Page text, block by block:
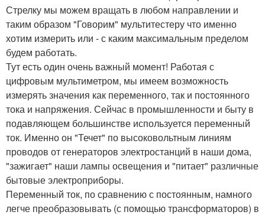
Стрелку мы можем вращать в любом направлении и
таким образом "Говорим" мультитестеру что именно
хотим измерить или - с каким максимальным пределом
будем работать.
Тут есть один очень важный момент! Работая с
цифровым мультиметром, мы имеем возможность
измерять значения как переменного, так и постоянного
тока и напряжения. Сейчас в промышленности и быту в
подавляющем большинстве используется переменный
ток. Именно он "Течет" по высоковольтным линиям
проводов от генераторов электростанций в наши дома,
"зажигает" наши лампы освещения и "питает" различные
бытовые электроприборы.
Переменный ток, по сравнению с постоянным, намного
легче преобразовывать (с помощью трансформаторов) в